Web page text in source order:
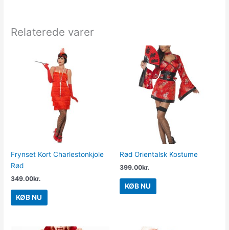
Relaterede varer
Frynset Kort Charlestonkjole
Rød
349.00kr.
KØB NU
Rød Orientalsk Kostume
399.00kr.
KØB NU